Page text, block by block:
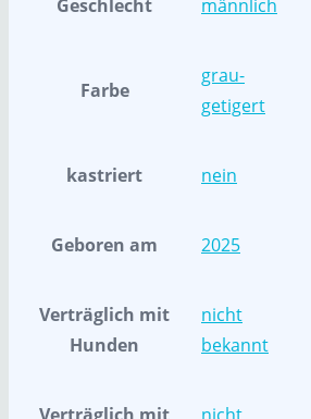
Geschlecht männlich
Farbe
grau-
getigert
kastriert nein
Geboren am 2025
Verträglich mit
Hunden
nicht
bekannt